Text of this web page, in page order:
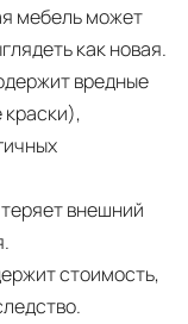
мебель может
как новая.
вредные
внешний
стоимость,